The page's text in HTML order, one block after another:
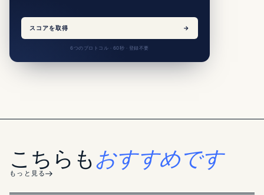
スコアを取得 →
6つのプロトコル · 60秒 · 登録不要
こちらもおすすめです
もっと見る